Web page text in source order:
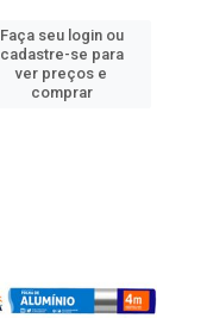
Faça seu login ou
cadastre-se para
ver preços e
comprar